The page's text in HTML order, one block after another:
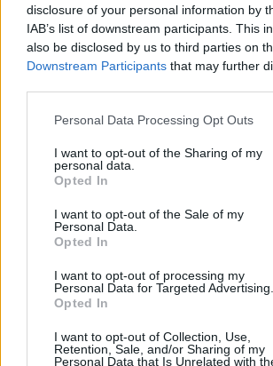
disclosure of your personal information by
IAB’s list of downstream participants. This
also be disclosed by us to third parties on
Downstream Participants that may further
Please note that this website/app uses one
not limited to your visit or usage behaviour.
grant or deny consent to Google and its
use your data for below specified purposes
consent section.
Personal Data Processing Opt Outs
I want to opt-out of the Sharing of my
personal data.
Opted In
I want to opt-out of the Sale of my
Personal Data.
Opted In
I want to opt-out of processing my
Personal Data for Targeted Advertising.
Opted In
I want to opt-out of Collection, Use,
Retention, Sale, and/or Sharing of my
Personal Data that Is Unrelated with
Σύμφωνα με τα στοιχεία του AFP,
χώρες από τις 193 χώρες μέλη
αναγνωρίζουν ήδη το κράτος της
μελών του ΟΗΕ έχουν προσχωρήσει
αναγνώριση. Το AFP δεν έχει
επιβεβαίωση από τρεις
Έξι ευρωπαϊκές χώρες - Γαλλία,
Λουξεμβούργο, Μάλτα, Ανδόρα και
αναγνώρισαν χθες Δευτέρα
της Παλαιστίνης. Την Κυριακή
οι πρώτες χώρες της G7 που το